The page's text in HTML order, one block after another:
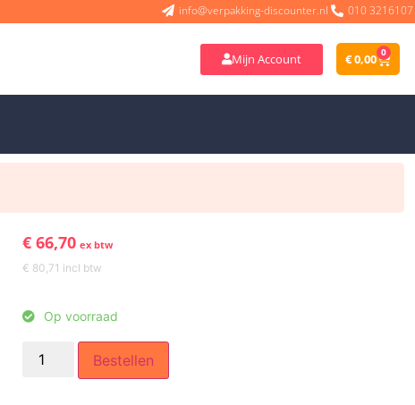
info@verpakking-discounter.nl 010 3216107
Mijn Account €0,00 0
€ 66,70 ex btw
€ 80,71 incl btw
Op voorraad
Bestellen